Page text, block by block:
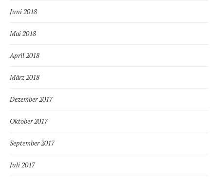
Juni 2018
Mai 2018
April 2018
März 2018
Dezember 2017
Oktober 2017
September 2017
Juli 2017